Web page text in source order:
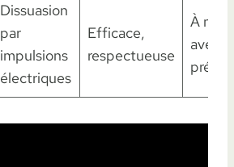
Dissuasion
par
impulsions
électriques
Efficace,
respectueuse
À
avec